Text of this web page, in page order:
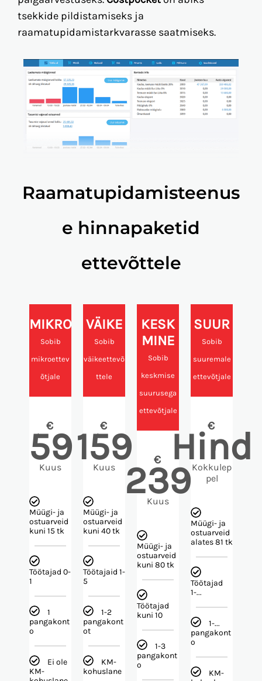
tsekkide pildistamiseks ja
raamatupidamistarkvarasse saatmiseks.
Raamatupidamisteenus
e hinnapaketid
ettevõttele
MIKRO
Sobib
mikroettev
õtjale
€
59
Kuus
Müügi- ja
ostuarveid
kuni 15 tk
Töötajad 0-
1
1
pangakont
o
Ei ole
KM-
VÄIKE
Sobib
väikeettevõ
ttele
€
159
Kuus
Müügi- ja
ostuarveid
kuni 40 tk
Töötajaid 1-
5
1-2
pangakont
ot
KM-
kohuslane
KESK
MINE
Sobib
keskmise
suurusega
ettevõtjale
€
239
Kuus
Müügi- ja
ostuarveid
kuni 80 tk
Töötajad
kuni 10
1-3
pangakont
o
SUUR
Sobib
suuremale
ettevõtjale
€
Hind
Kokkulep
pel
Müügi- ja
ostuarveid
alates 81 tk
Töötajad
1-...
1-...
pangakont
o
KM-